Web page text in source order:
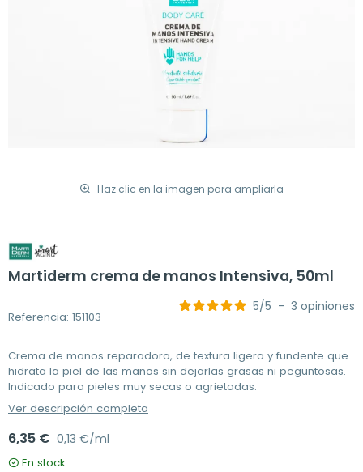
Haz clic en la imagen para ampliarla
Martiderm crema de manos Intensiva, 50ml
Referencia: 151103
5/5 - 3 opiniones
Crema de manos reparadora, de textura ligera y fundente que
hidrata la piel de las manos sin dejarlas grasas ni peguntosas.
Indicado para pieles muy secas o agrietadas.
Ver descripción completa
6,35 € 0,13 €/ml
En stock